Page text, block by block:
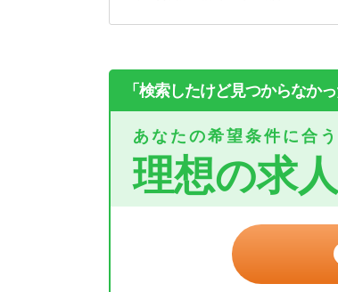
「検索したけど見つからなか
あなたの希望条件に合う
理想の求